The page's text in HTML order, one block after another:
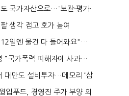
논...
국가자산으로…'보관·평가·
은 ...
생각 접고 호가 높여
똘한 한 채' 20...
일엔 물건 다 들어와요"…
우며 문 연 ...
"국가폭력 피해자에 사과…
사로 진...
대만도 설비투자…메모리 ‘삼
입푸드, 경영진 주가 부양 의